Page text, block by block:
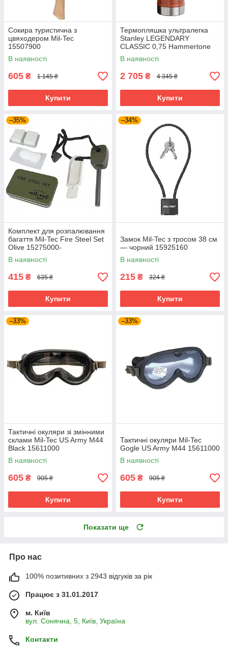
Сокира туристична з
цвяходером Mil-Tec
15507900
В наявності
605 ₴ 1 145 ₴
Купити
Термопляшка ультралегка
Stanley LEGENDARY
CLASSIC 0,75 Hammertone
Clay 10-01612-065
В наявності
2 705 ₴ 4 345 ₴
Купити
–35%
Комплект для розпалювання
багаття Mil-Tec Fire Steel Set
Olive 15275000-
В наявності
415 ₴ 635 ₴
Купити
–34%
Замок Mil-Tec з тросом 38 см
— чорний 15925160
В наявності
215 ₴ 324 ₴
Купити
–33%
Тактичні окуляри зі змінними
склами Mil-Tec US Army M44
Black 15611000
В наявності
605 ₴ 905 ₴
Купити
–33%
Тактичні окуляри Mil-Tec
Gogle US Army M44 15611000
В наявності
605 ₴ 905 ₴
Купити
Показати ще
Про нас
100% позитивних з 2943 відгуків за рік
Працює з 31.01.2017
м. Київ
вул. Сонячна, 5, Київ, Україна
Контакти